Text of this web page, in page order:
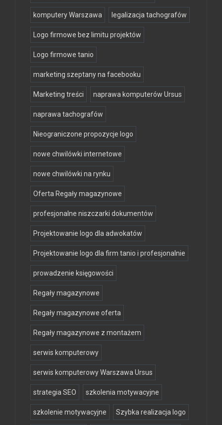
komputery Warszawa legalizacja tachografów
Logo firmowe bez limitu projektów
Logo firmowe tanio
marketing szeptany na facebooku
Marketing treści naprawa komputerów Ursus
naprawa tachografów
Nieograniczone propozycje logo
nowe chwilówki internetowe
nowe chwilówki na rynku
Oferta Regały magazynowe
profesjonalne niszczarki dokumentów
Projektowanie logo dla adwokatów
Projektowanie logo dla firm tanio i profesjonalnie
prowadzenie księgowości
Regały magazynowe
Regały magazynowe oferta
Regały magazynowe z montażem
serwis komputerowy
serwis komputerowy Warszawa Ursus
strategia SEO szkolenia motywacyjne
szkolenie motywacyjne Szybka realizacja logo